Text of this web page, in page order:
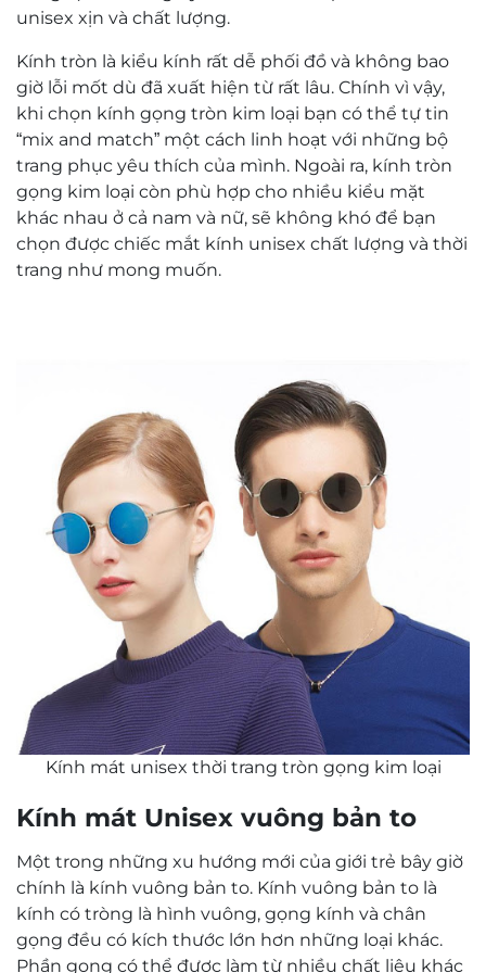
unisex xịn và chất lượng.
Kính tròn là kiểu kính rất dễ phối đồ và không bao
giờ lỗi mốt dù đã xuất hiện từ rất lâu. Chính vì vậy,
khi chọn kính gọng tròn kim loại bạn có thể tự tin
“mix and match” một cách linh hoạt với những bộ
trang phục yêu thích của mình. Ngoài ra, kính tròn
gọng kim loại còn phù hợp cho nhiều kiểu mặt
khác nhau ở cả nam và nữ, sẽ không khó để bạn
chọn được chiếc mắt kính unisex chất lượng và thời
trang như mong muốn.
Kính mát unisex thời trang tròn gọng kim loại
Kính mát Unisex vuông bản to
Một trong những xu hướng mới của giới trẻ bây giờ
chính là kính vuông bản to. Kính vuông bản to là
kính có tròng là hình vuông, gọng kính và chân
gọng đều có kích thước lớn hơn những loại khác.
Phần gọng có thể được làm từ nhiều chất liệu khác